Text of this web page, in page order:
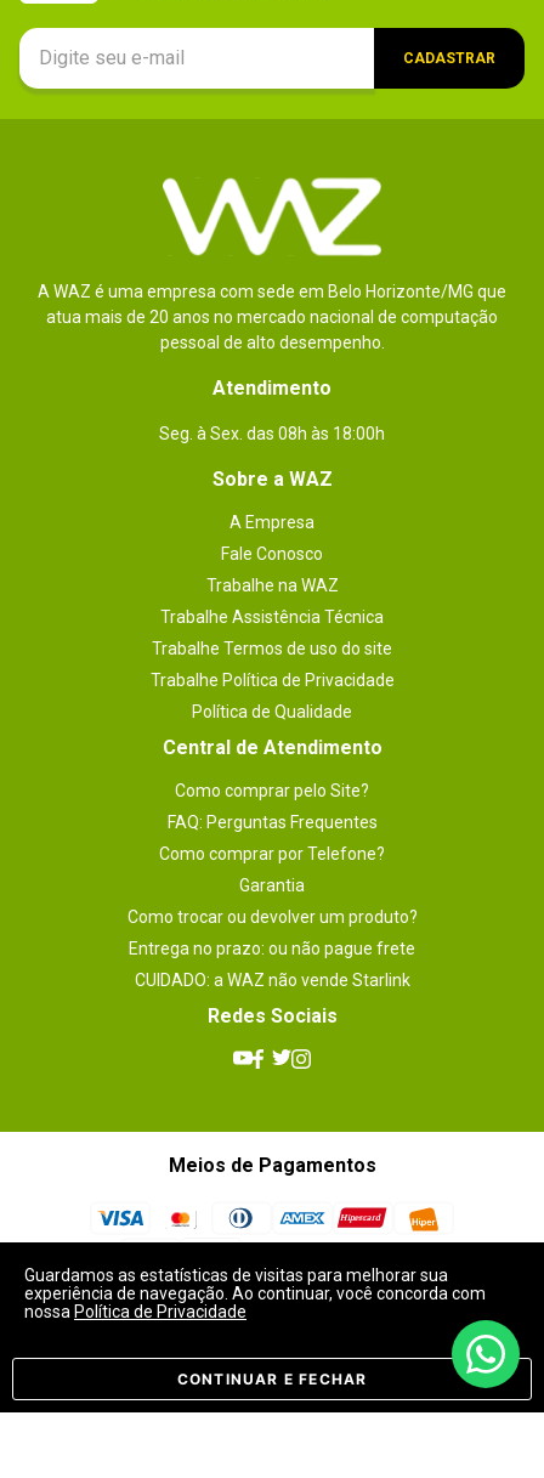
CADASTRAR
A WAZ é uma empresa com sede em Belo Horizonte/MG que
atua mais de 20 anos no mercado nacional de computação
pessoal de alto desempenho.
Atendimento
Seg. à Sex. das 08h às 18:00h
Sobre a WAZ
A Empresa
Fale Conosco
Trabalhe na WAZ
Trabalhe Assistência Técnica
Trabalhe Termos de uso do site
Trabalhe Política de Privacidade
Política de Qualidade
Central de Atendimento
Como comprar pelo Site?
FAQ: Perguntas Frequentes
Como comprar por Telefone?
Garantia
Como trocar ou devolver um produto?
Entrega no prazo: ou não pague frete
CUIDADO: a WAZ não vende Starlink
Redes Sociais
Meios de Pagamentos
Selos
Guardamos as estatísticas de visitas para melhorar sua
experiência de navegação. Ao continuar, você concorda com
nossa Política de Privacidade
CONTINUAR E FECHAR